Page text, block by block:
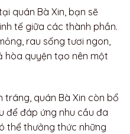
quán Bà Xin, bạn sẽ
tế giữa các thành phần.
rau sống tươi ngon,
hòa quyện tạo nên một
tráng, quán Bà Xin còn bổ
để đáp ứng nhu cầu đa
thể thưởng thức những